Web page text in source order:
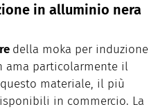
in alluminio nera
della moka per induzione
ama particolarmente il
materiale, il più
in commercio. La